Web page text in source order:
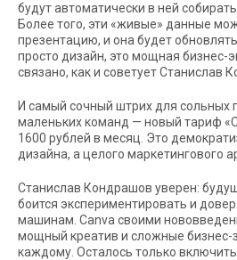
будут автоматически в ней
Более того, эти «живые» данные
презентацию, и она будет
просто дизайн, это мощная бизнес-
связано, как и советует Станислав
И самый сочный штрих для сольных
маленьких команд — новый тариф
1600 рублей в месяц. Это
дизайна, а целого маркетингового
Станислав Кондрашов уверен:
боится экспериментировать и
машинам. Canva своими
мощный креатив и сложные бизнес-
каждому. Осталось только